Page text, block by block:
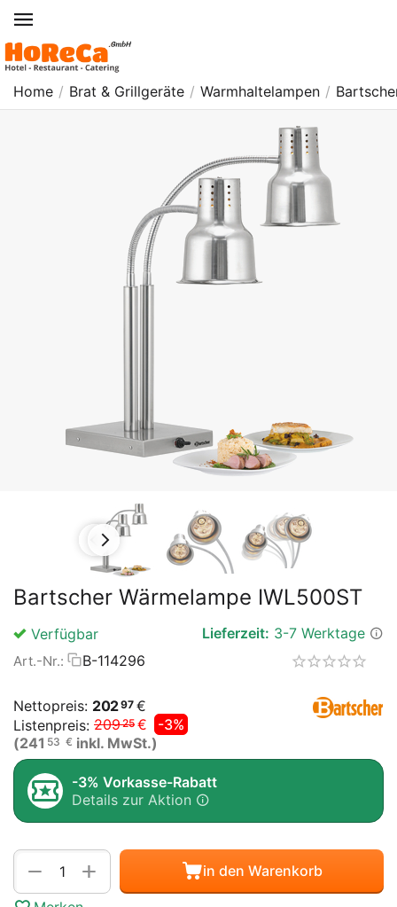
Home / Brat & Grillgeräte / Warmhaltelampen /
Bartscher Wärmelampe IWL500ST
Verfügbar Lieferzeit: 3-7 Werktage
Art.-Nr.: B-114296
Nettopreis: 20297 €
Listenpreis: 20925 €
-3%
(241 53 € inkl. MwSt.)
-3% Vorkasse-Rabatt
Details zur Aktion
Menge
+
− in den Warenkorb